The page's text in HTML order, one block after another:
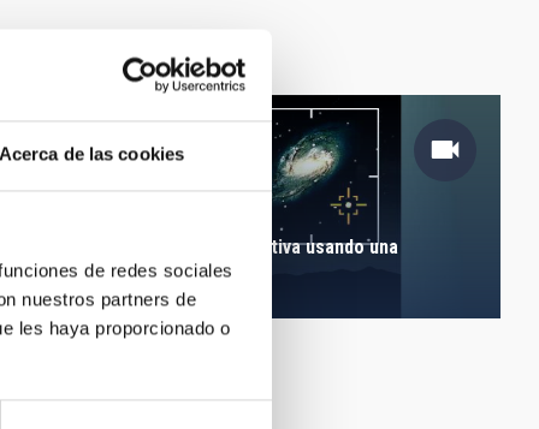
Acerca de las cookies
de redes sociales
nuestros partners de
les haya proporcionado o
El sistema de óptica adaptativa usando una
"estrella guía natural"